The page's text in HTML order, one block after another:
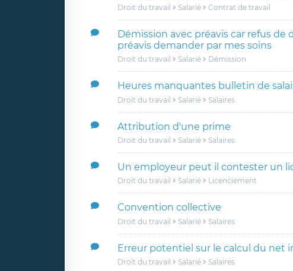
Droit du travail Salarié Contrat de travail
Démission avec préavis car refus de
préavis demander par mes soins
Droit du travail Salarié Démission
Heures manquantes bulletin de
Droit du travail Salarié Salaires
Attribution d'une prime
Droit du travail Salarié Salaires
Un employeur peut il contester un
Droit du travail Salarié Licenciement
Convention collective
Droit du travail Salarié Salaires
Erreur potentiel sur le calcul du net
Droit du travail Salarié Salaires